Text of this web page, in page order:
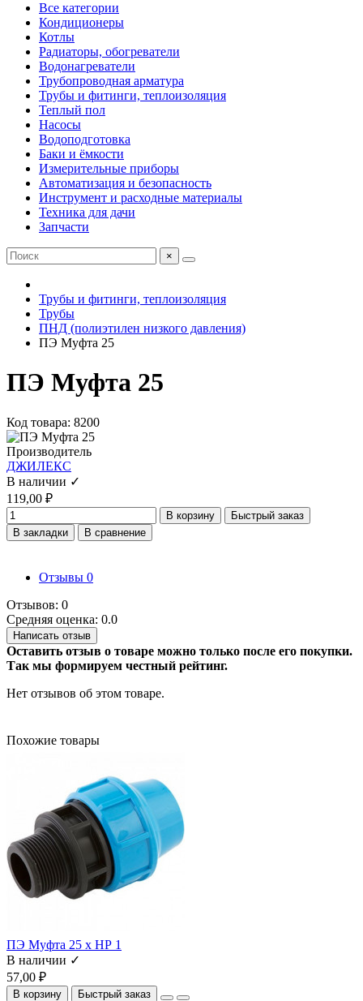
Все категории
Кондиционеры
Котлы
Радиаторы, обогреватели
Водонагреватели
Трубопроводная арматура
Трубы и фитинги, теплоизоляция
Теплый пол
Насосы
Водоподготовка
Баки и ёмкости
Измерительные приборы
Автоматизация и безопасность
Инструмент и расходные материалы
Техника для дачи
Запчасти
×
Трубы и фитинги, теплоизоляция
Трубы
ПНД (полиэтилен низкого давления)
ПЭ Муфта 25
ПЭ Муфта 25
Код товара: 8200
Производитель
ДЖИЛЕКС
В наличии ✓
119,00 ₽
В корзину
Быстрый заказ
В закладки
В сравнение
Отзывы 0
Отзывов: 0
Средняя оценка: 0.0
Написать отзыв
Оставить отзыв о товаре можно только после его покупки.
Так мы формируем честный рейтинг.
Нет отзывов об этом товаре.
Похожие товары
ПЭ Муфта 25 х НР 1
В наличии ✓
57,00 ₽
В корзину Быстрый заказ